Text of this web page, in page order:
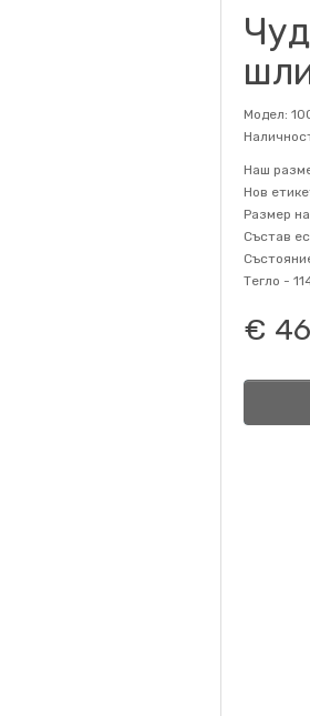
Модел:
Наш
Нов
Размер
Състав
Тегло -
€